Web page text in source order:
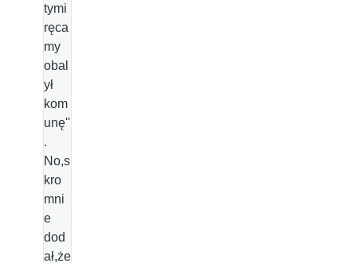
tymi
ręca
my
obal
ył
kom
unę''
.
No,s
kro
mni
e
dod
ał,że